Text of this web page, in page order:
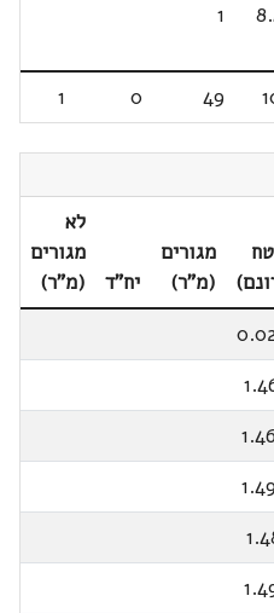
1
49
0
1
מגורים
(מ"ר)
יח"ד
לא
מגורים
(מ"ר)